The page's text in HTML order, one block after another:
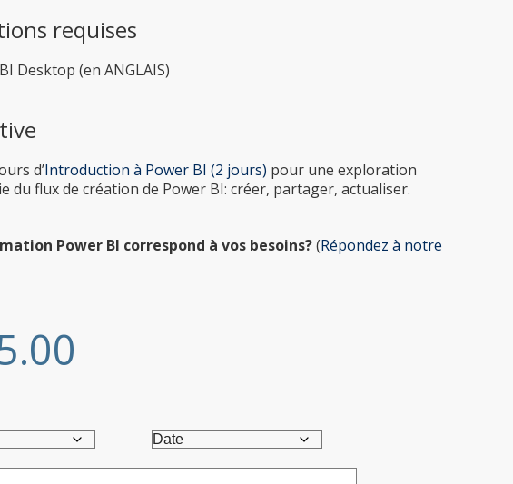
requises
Desktop (en ANGLAIS)
d’Introduction à Power BI (2 jours) pour une exploration
du flux de création de Power BI: créer, partager, actualiser.
Power BI correspond à vos besoins?(Répondez à notre